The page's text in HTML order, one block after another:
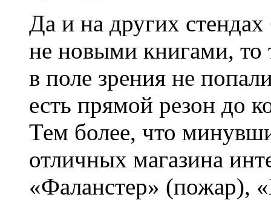
Да и на других
не новыми книгами, то
в поле зрения не
есть прямой резон до
Тем более, что
отличных магазина
«Фаланстер» (пожар),